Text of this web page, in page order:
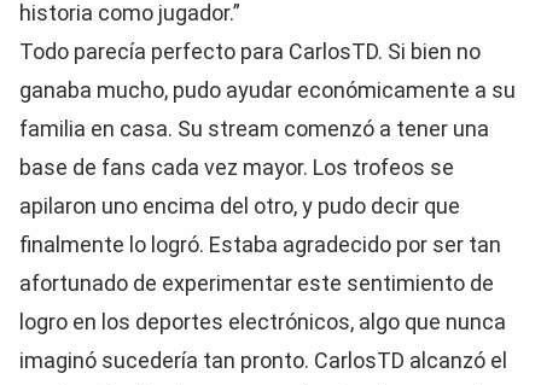
historia como jugador.”
Todo parecía perfecto para CarlosTD. Si bien no
ganaba mucho, pudo ayudar económicamente a su
familia en casa. Su stream comenzó a tener una
base de fans cada vez mayor. Los trofeos se
apilaron uno encima del otro, y pudo decir que
finalmente lo logró. Estaba agradecido por ser tan
afortunado de experimentar este sentimiento de
logro en los deportes electrónicos, algo que nunca
imaginó sucedería tan pronto. CarlosTD alcanzó el